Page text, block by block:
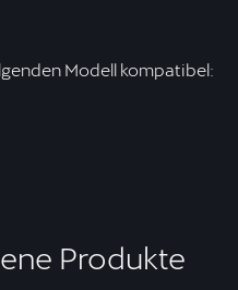
Modell kompatibel:
Produkte